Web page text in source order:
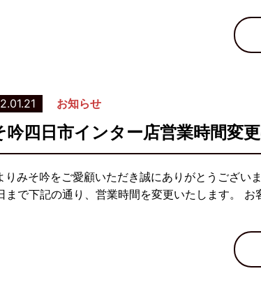
お知らせ
吟四日市インター店営業時間変
りみそ吟をご愛顧いただき誠にありがとうござい
まで下記の通り、営業時間を変更いたします。